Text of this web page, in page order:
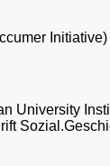
University